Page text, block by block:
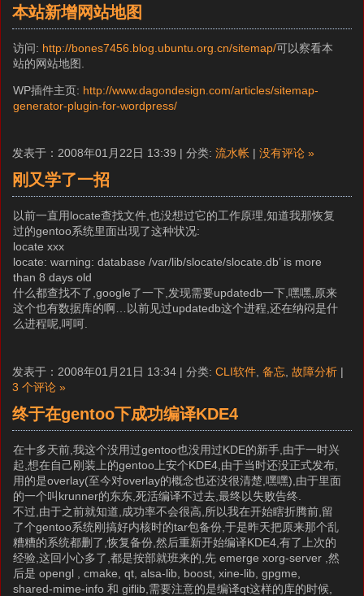
本站新增网站地图
访问: http://bones7456.blog.ubuntu.org.cn/sitemap/可以察看本
站的网站地图.
WP插件主页: http://www.dagondesign.com/articles/sitemap-
generator-plugin-for-wordpress/
发表于：2008年01月22日 13:39 | 分类: 流水帐 | 没有评论 »
刚又学了一招
以前一直用locate查找文件,也没想过它的工作原理,知道我那恢复
过的gentoo系统里面出现了这种状况:
locate xxx
locate: warning: database /var/lib/slocate/slocate.db’ is more
than 8 days old
什么都查找不了,google了一下,发现需要updatedb一下,嘿嘿,原来
这个也有数据库的啊…以前见过updatedb这个进程,还在纳闷是什
么进程呢,呵呵.
发表于：2008年01月21日 13:34 | 分类: CLI软件 备忘 故障分析 |
3 个评论 »
终于在gentoo下成功编译KDE4
在十多天前,我这个没用过gentoo也没用过KDE的新手,由于一时兴
起,想在自己刚装上的gentoo上安个KDE4,由于当时还没正式发布,
用的是overlay(至今对overlay的概念也还没很清楚,嘿嘿),由于里面
的一个叫krunner的东东,死活编译不过去,最终以失败告终.
不过,由于之前就知道,成功率不会很高,所以我在开始瞎折腾前,留
了个gentoo系统刚搞好内核时的tar包备份,于是昨天把原来那个乱
糟糟的系统都删了,恢复备份,然后重新开始编译KDE4,有了上次的
经验,这回小心多了,都是按部就班来的,先 emerge xorg-server ,然
后是 opengl , cmake, qt, alsa-lib, boost, xine-lib, gpgme,
shared-mime-info 和 giflib,需要注意的是编译qt这样的库的时候,